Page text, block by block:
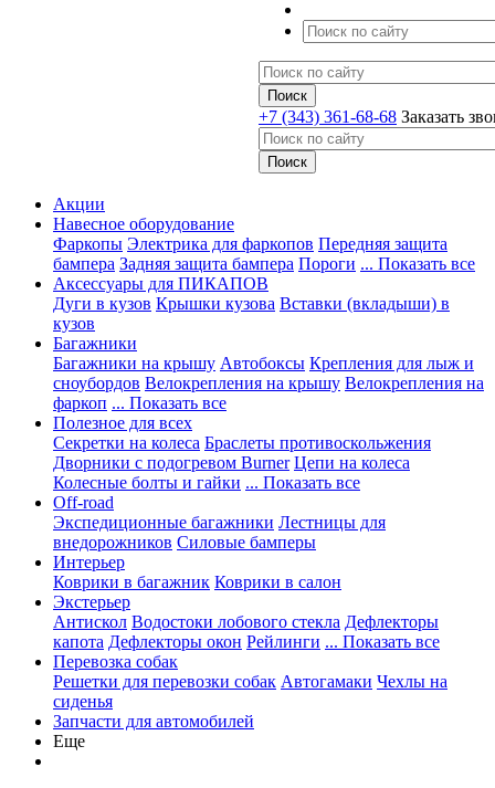
+7 (343) 361-68-68 Заказать
Акции
Навесное оборудование
Фаркопы Электрика для фаркопов Передняя защита
бампера Задняя защита бампера Пороги ... Показать все
Аксессуары для ПИКАПОВ
Дуги в кузов Крышки кузова Вставки (вкладыши) в
кузов
Багажники
Багажники на крышу Автобоксы Крепления для лыж и
сноубордов Велокрепления на крышу Велокрепления на
фаркоп ... Показать все
Полезное для всех
Секретки на колеса Браслеты противоскольжения
Дворники с подогревом Burner Цепи на колеса
Колесные болты и гайки ... Показать все
Off-road
Экспедиционные багажники Лестницы для
внедорожников Силовые бамперы
Интерьер
Коврики в багажник Коврики в салон
Экстерьер
Антискол Водостоки лобового стекла Дефлекторы
капота Дефлекторы окон Рейлинги ... Показать все
Перевозка собак
Решетки для перевозки собак Автогамаки Чехлы на
сиденья
Запчасти для автомобилей
Еще